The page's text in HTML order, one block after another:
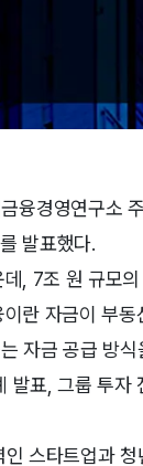
융경영연구소
발표했다.
, 7조 원 규모
란 자금이 부동
자금 공급 방식
발표, 그룹 투자
스타트업과